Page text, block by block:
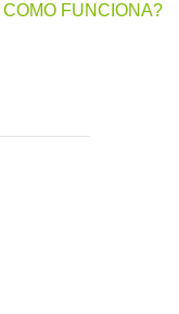
COMO FUNCIONA?